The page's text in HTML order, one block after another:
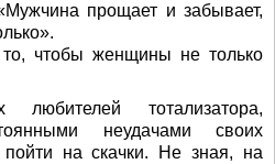
прощает и забывает,
чтобы женщины не только
тотализатора,
неудачами своих
на скачки. Не зная, на